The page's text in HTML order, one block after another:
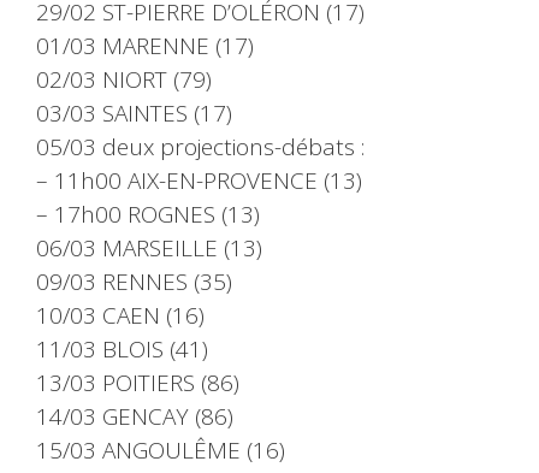
29/02 ST-PIERRE D’OLÉRON (17)
01/03 MARENNE (17)
02/03 NIORT (79)
03/03 SAINTES (17)
05/03 deux projections-débats :
– 11h00 AIX-EN-PROVENCE (13)
– 17h00 ROGNES (13)
06/03 MARSEILLE (13)
09/03 RENNES (35)
10/03 CAEN (16)
11/03 BLOIS (41)
13/03 POITIERS (86)
14/03 GENCAY (86)
15/03 ANGOULÊME (16)